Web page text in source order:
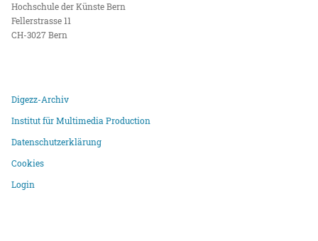
Hochschule der Künste Bern
Fellerstrasse 11
CH-3027 Bern
Digezz-Archiv
Institut für Multimedia Production
Datenschutzerklärung
Cookies
Login